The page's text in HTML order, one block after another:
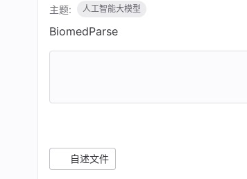
主题: 人工智能大模型
BiomedParse
自述文件